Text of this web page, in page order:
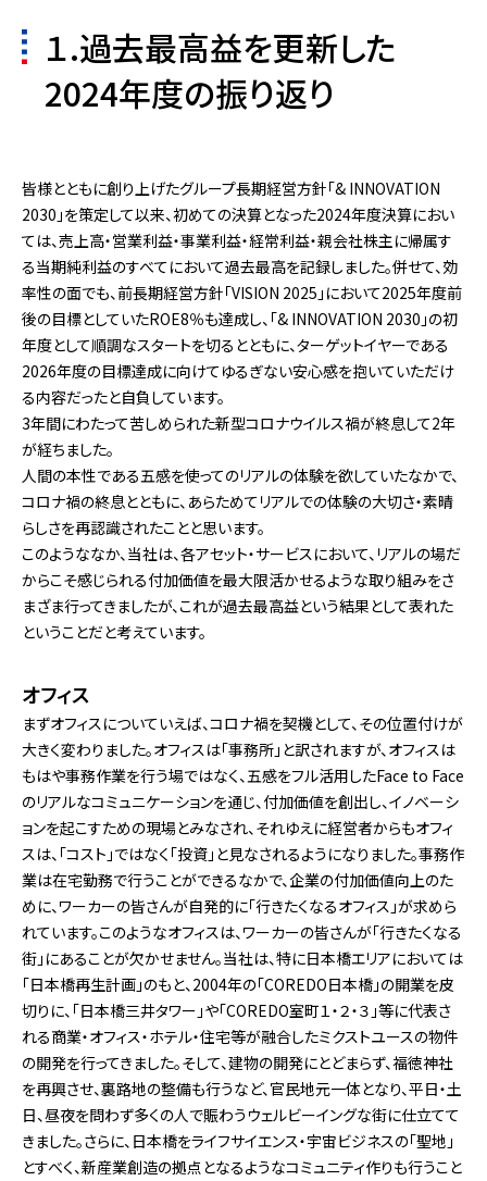
１.過去最高益を更新した
2024年度の振り返り
皆様とともに創り上げたグループ長期経営方針「& INNOVATION
2030」を策定して以来、初めての決算となった2024年度決算におい
ては、売上高・営業利益・事業利益・経常利益・親会社株主に帰属す
る当期純利益のすべてにおいて過去最高を記録しました。併せて、効
率性の面でも、前長期経営方針「VISION 2025」において2025年度前
後の目標としていたROE8％も達成し、「& INNOVATION 2030」の初
年度として順調なスタートを切るとともに、ターゲットイヤーである
2026年度の目標達成に向けてゆるぎない安心感を抱いていただけ
る内容だったと自負しています。
3年間にわたって苦しめられた新型コロナウイルス禍が終息して2年
が経ちました。
人間の本性である五感を使ってのリアルの体験を欲していたなかで、
コロナ禍の終息とともに、あらためてリアルでの体験の大切さ・素晴
らしさを再認識されたことと思います。
このようななか、当社は、各アセット・サービスにおいて、リアルの場だ
からこそ感じられる付加価値を最大限活かせるような取り組みをさ
まざま行ってきましたが、これが過去最高益という結果として表れた
ということだと考えています。
オフィス
まずオフィスについていえば、コロナ禍を契機として、その位置付けが
大きく変わりました。オフィスは「事務所」と訳されますが、オフィスは
もはや事務作業を行う場ではなく、五感をフル活用したFace to Face
のリアルなコミュニケーションを通じ、付加価値を創出し、イノベーシ
ョンを起こすための現場とみなされ、それゆえに経営者からもオフィ
スは、「コスト」ではなく「投資」と見なされるようになりました。事務作
業は在宅勤務で行うことができるなかで、企業の付加価値向上のた
めに、ワーカーの皆さんが自発的に「行きたくなるオフィス」が求めら
れています。このようなオフィスは、ワーカーの皆さんが「行きたくなる
街」にあることが欠かせません。当社は、特に日本橋エリアにおいては
「日本橋再生計画」のもと、2004年の「COREDO日本橋」の開業を皮
切りに、「日本橋三井タワー」や「COREDO室町１・２・３」等に代表さ
れる商業・オフィス・ホテル・住宅等が融合したミクストユースの物件
の開発を行ってきました。そして、建物の開発にとどまらず、福徳神社
を再興させ、裏路地の整備も行うなど、官民地元一体となり、平日・土
日、昼夜を問わず多くの人で賑わうウェルビーイングな街に仕立てて
きました。さらに、日本橋をライフサイエンス・宇宙ビジネスの「聖地」
とすべく、新産業創造の拠点となるようなコミュニティ作りも行うこと